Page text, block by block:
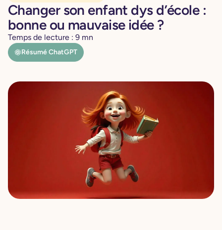
Changer son enfant dys d’école :
bonne ou mauvaise idée ?
Temps de lecture : 9 mn
Résumé ChatGPT